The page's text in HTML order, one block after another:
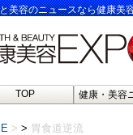
美容のニュースなら健康美
TOP 健康・美容
> 胃食道逆流